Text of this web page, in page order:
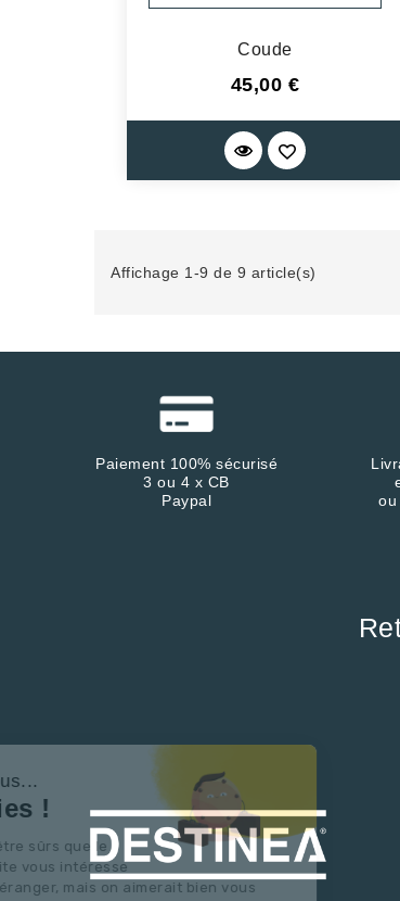
Salut c'est nous...
les Cookies !
On a attendu d'être sûrs que le
contenu de ce site vous intéresse
avant de vous déranger, mais on aimerait bien
Coude
Prix
45,00 €
Affichage 1-9 de 9 article(s)
Paiement 100% sécurisé
3 ou 4 x CB
Paypal
ou